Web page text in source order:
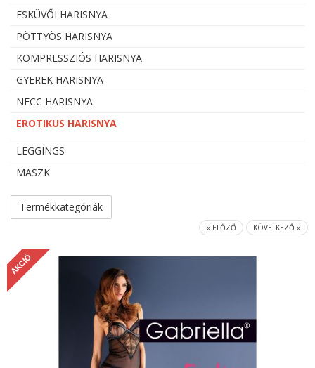
ESKÜVŐI HARISNYA
PÖTTYÖS HARISNYA
KOMPRESSZIÓS HARISNYA
GYEREK HARISNYA
NECC HARISNYA
EROTIKUS HARISNYA
LEGGINGS
MASZK
Termékkategóriák
« ELŐZŐ KÖVETKEZŐ »
AKCIÓ